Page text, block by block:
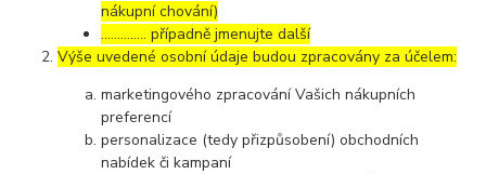
nákupní chování)
………….. případně jmenujte další
Výše uvedené osobní údaje budou zpracovány za účelem:
marketingového zpracování Vašich nákupních
preferencí
personalizace (tedy přizpůsobení) obchodních
nabídek či kampaní